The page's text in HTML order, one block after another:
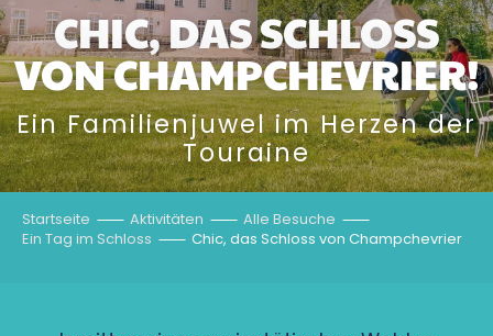
CHIC, DAS SCHLOSS
VON CHAMPCHEVRIER!
Ein Familienjuwel im Herzen der
Touraine
Startseite Aktivitäten
Alle Besuche
Ein Tag im Schloss
Chic, das Schloss von Champchevrier